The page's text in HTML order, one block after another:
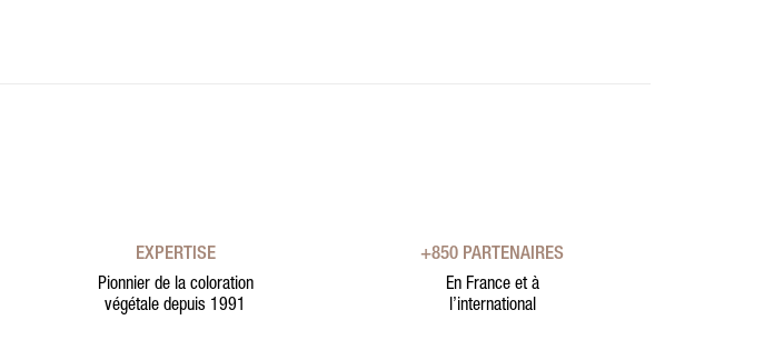
EXPERTISE
Pionnier de la coloration
végétale depuis 1991
+850 PARTENAIRES
En France et à
l’international